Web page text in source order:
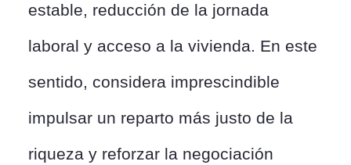
estable, reducción de la jornada
laboral y acceso a la vivienda. En este
sentido, considera imprescindible
impulsar un reparto más justo de la
riqueza y reforzar la negociación